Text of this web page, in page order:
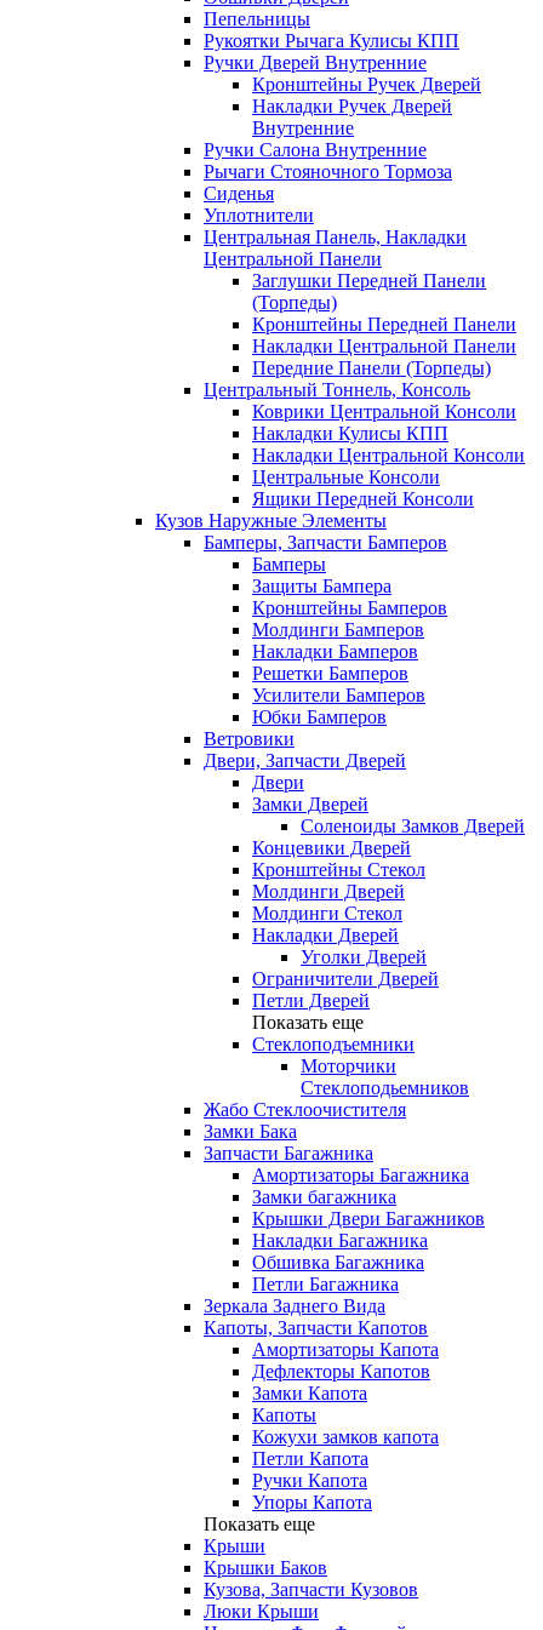
Пепельницы
Рукоятки Рычага Кулисы КПП
Ручки Дверей Внутренние
Кронштейны Ручек Дверей
Накладки Ручек Дверей
Внутренние
Ручки Салона Внутренние
Рычаги Стояночного Тормоза
Сиденья
Уплотнители
Центральная Панель, Накладки
Центральной Панели
Заглушки Передней Панели
(Торпеды)
Кронштейны Передней Панели
Накладки Центральной Панели
Передние Панели (Торпеды)
Центральный Тоннель, Консоль
Коврики Центральной Консоли
Накладки Кулисы КПП
Накладки Центральной Консоли
Центральные Консоли
Ящики Передней Консоли
Кузов Наружные Элементы
Бамперы, Запчасти Бамперов
Бамперы
Защиты Бампера
Кронштейны Бамперов
Молдинги Бамперов
Накладки Бамперов
Решетки Бамперов
Усилители Бамперов
Юбки Бамперов
Ветровики
Двери, Запчасти Дверей
Двери
Замки Дверей
Соленоиды Замков Дверей
Концевики Дверей
Кронштейны Стекол
Молдинги Дверей
Молдинги Стекол
Накладки Дверей
Уголки Дверей
Ограничители Дверей
Петли Дверей
Показать еще
Стеклоподъемники
Моторчики
Стеклоподьемников
Жабо Стеклоочистителя
Замки Бака
Запчасти Багажника
Амортизаторы Багажника
Замки багажника
Крышки Двери Багажников
Накладки Багажника
Обшивка Багажника
Петли Багажника
Зеркала Заднего Вида
Капоты, Запчасти Капотов
Амортизаторы Капота
Дефлекторы Капотов
Замки Капота
Капоты
Кожухи замков капота
Петли Капота
Ручки Капота
Упоры Капота
Показать еще
Крыши
Крышки Баков
Кузова, Запчасти Кузовов
Люки Крыши